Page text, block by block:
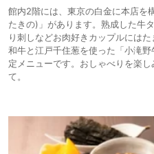
館内2階には、東京の白金に本店を
たきの)」があります。熟成した牛
り刺しなどお肉好きカップルには
和牛と江戸千住葱を使った「小滝
定メニューです。おしゃべりを楽
て。